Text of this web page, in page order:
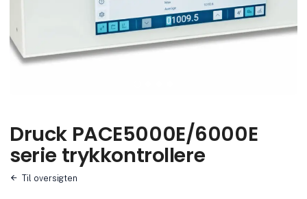
Druck PACE5000E/6000E
serie trykkontrollere
Til oversigten